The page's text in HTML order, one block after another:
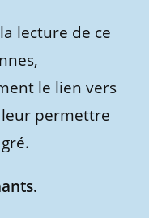
lecture de ce
le lien vers
leur permettre